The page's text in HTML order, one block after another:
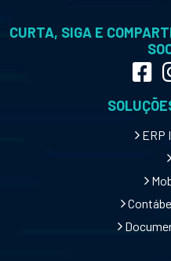
CURTA, SIGA E
ERP